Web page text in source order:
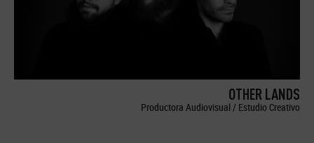
OTHER LANDS
Productora Audiovisual / Estudio Creativo